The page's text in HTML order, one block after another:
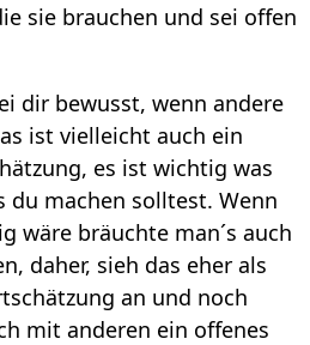
sie brauchen und sei offen
dir bewusst, wenn andere
ist vielleicht auch ein
es ist wichtig was
du machen solltest. Wenn
wäre bräuchte man´s auch
daher, sieh das eher als
an und noch
mit anderen ein offenes